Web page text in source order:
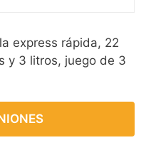
express rápida, 22
y 3 litros, juego de 3